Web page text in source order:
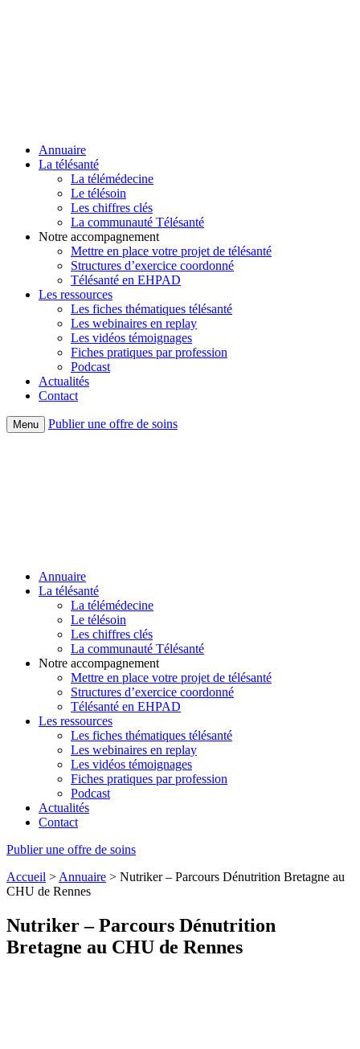
Annuaire
La télésanté
La télémédecine
Le télésoin
Les chiffres clés
La communauté Télésanté
Notre accompagnement
Mettre en place votre projet de télésanté
Structures d’exercice coordonné
Télésanté en EHPAD
Les ressources
Les fiches thématiques télésanté
Les webinaires en replay
Les vidéos témoignages
Fiches pratiques par profession
Podcast
Actualités
Contact
Menu Publier une offre de soins
Annuaire
La télésanté
La télémédecine
Le télésoin
Les chiffres clés
La communauté Télésanté
Notre accompagnement
Mettre en place votre projet de télésanté
Structures d’exercice coordonné
Télésanté en EHPAD
Les ressources
Les fiches thématiques télésanté
Les webinaires en replay
Les vidéos témoignages
Fiches pratiques par profession
Podcast
Actualités
Contact
Publier une offre de soins
Accueil > Annuaire > Nutriker – Parcours Dénutrition Bretagne au
CHU de Rennes
Nutriker – Parcours Dénutrition
Bretagne au CHU de Rennes